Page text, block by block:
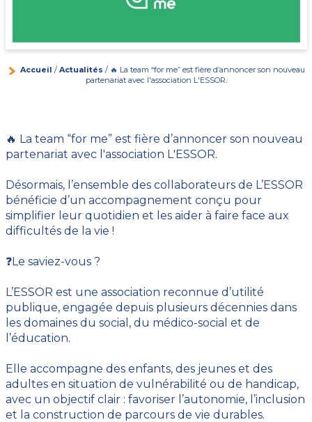
Accueil / Actualités / 🔥 La team “for me” est fière d’annoncer son nouveau
partenariat avec l'association L'ESSOR.
🔥 La team “for me” est fière d’annoncer son nouveau
partenariat avec l'association L'ESSOR.
Désormais, l’ensemble des collaborateurs de L’ESSOR
bénéficie d’un accompagnement conçu pour
simplifier leur quotidien et les aider à faire face aux
difficultés de la vie !
❓Le saviez-vous ?
L’ESSOR est une association reconnue d’utilité
publique, engagée depuis plusieurs décennies dans
les domaines du social, du médico-social et de
l’éducation.
Elle accompagne des enfants, des jeunes et des
adultes en situation de vulnérabilité ou de handicap,
avec un objectif clair : favoriser l’autonomie, l’inclusion
et la construction de parcours de vie durables.